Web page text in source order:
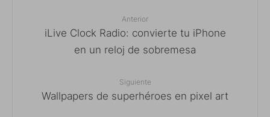
Anterior
iLive Clock Radio: convierte tu iPhone
en un reloj de sobremesa
Siguiente
Wallpapers de superhéroes en pixel art